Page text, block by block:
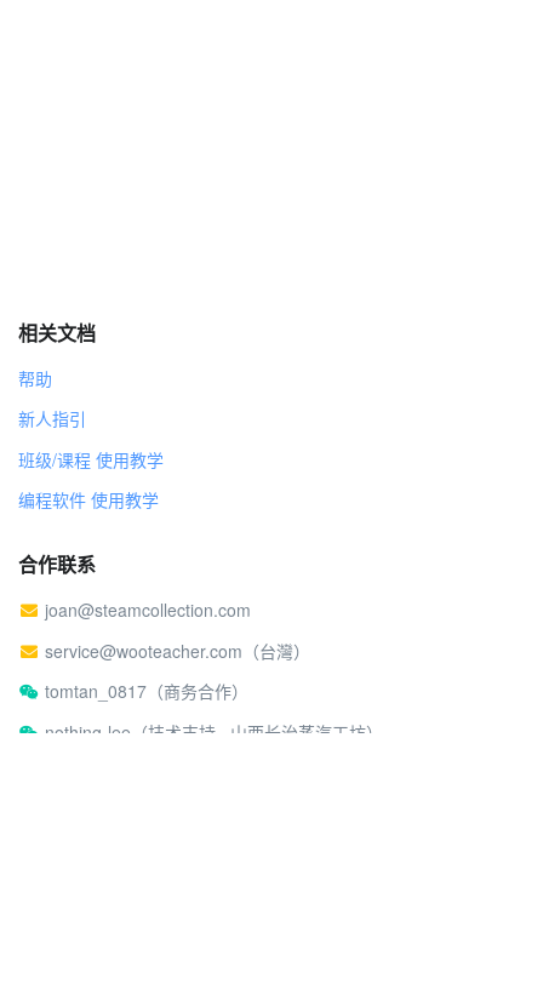
相关文档
帮助
新人指引
班级/课程 使用教学
编程软件 使用教学
合作联系
joan@steamcollection.com
service@wooteacher.com（台灣）
tomtan_0817（商务合作）
nothing-lee（技术支持 · 山西长治蒸汽工坊）